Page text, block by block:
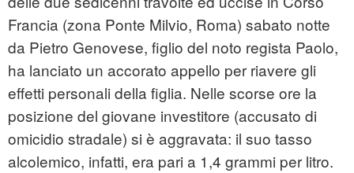
Francia (zona Ponte Milvio, Roma) sabato notte
da Pietro Genovese, figlio del noto regista Paolo,
ha lanciato un accorato appello per riavere gli
effetti personali della figlia. Nelle scorse ore la
posizione del giovane investitore (accusato di
omicidio stradale) si è aggravata: il suo tasso
alcolemico, infatti, era pari a 1,4 grammi per litro.